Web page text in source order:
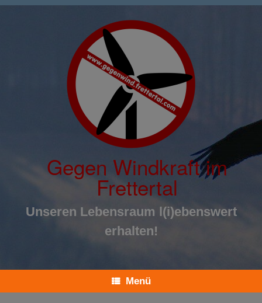
Zum
Gegen Windkraft im
Frettertal
Unseren Lebensraum l(i)ebenswert
erhalten!
Menü